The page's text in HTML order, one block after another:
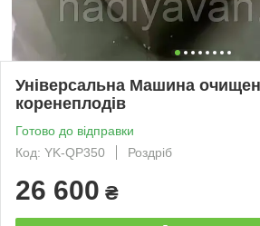
Універсальна Машина
коренеплодів
Готово до відправки
Код: YK-QP350
Роздріб
26 600 ₴